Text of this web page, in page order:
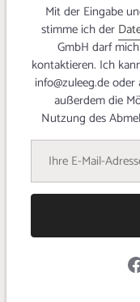
Hat man diesen
Schneiderherzhat
'Noir' eine zeitlose
gezaubert und mit
Besonderes
Entstehung in
STOFFBREITE 140/
MATERIAL 61%
Mit der Eingabe
stimme ich der
GmbH darf
kontaktieren. Ich
info@zuleeg.de
außerdem die
Nutzung des